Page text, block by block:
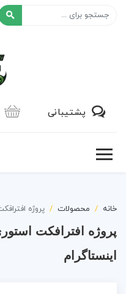
پشتیبانی
خانه محصولات پروژه
پروژه افترافکت
اینستاگرام